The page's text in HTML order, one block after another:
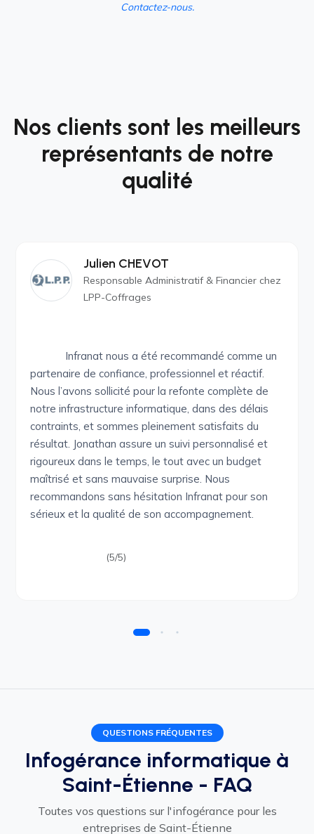
Contactez-nous.
Nos clients sont les meilleurs
représentants de notre
qualité
Julien CHEVOT
Responsable Administratif & Financier chez
LPP-Coffrages
Infranat nous a été recommandé comme un
partenaire de confiance, professionnel et réactif.
Nous l’avons sollicité pour la refonte complète de
notre infrastructure informatique, dans des délais
contraints, et sommes pleinement satisfaits du
résultat. Jonathan assure un suivi personnalisé et
rigoureux dans le temps, le tout avec un budget
maîtrisé et sans mauvaise surprise. Nous
recommandons sans hésitation Infranat pour son
sérieux et la qualité de son accompagnement.
(5/5)
QUESTIONS FRÉQUENTES
Infogérance informatique à
Saint-Étienne - FAQ
Toutes vos questions sur l'infogérance pour les
entreprises de Saint-Étienne